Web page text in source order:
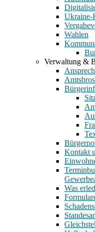
Ukraine-
Wahlen
Verwaltung &
Kontakt
Was